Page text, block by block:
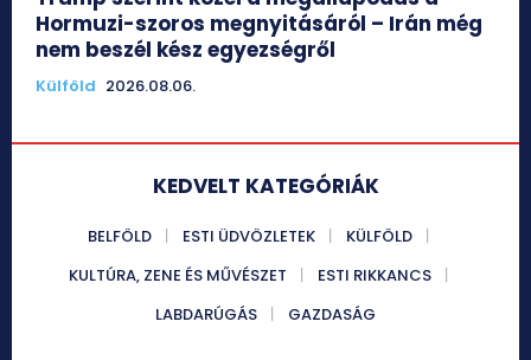
Hormuzi-szoros megnyitásáról – Irán még
nem beszél kész egyezségről
Külföld 2026.08.06.
KEDVELT KATEGÓRIÁK
BELFÖLD ESTI ÜDVÖZLETEK
KÜLFÖLD
KULTÚRA, ZENE ÉS MŰVÉSZET
ESTI RIKKANCS
LABDARÚGÁS
GAZDASÁG